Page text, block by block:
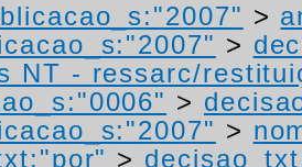
>
>
NT - ressarc/
>
>
>